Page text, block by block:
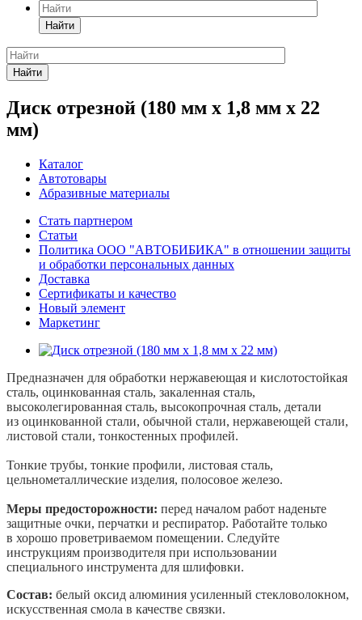
Найти
Найти
Диск отрезной (180 мм х 1,8 мм х 22
мм)
Каталог
Автотовары
Абразивные материалы
Стать партнером
Статьи
Политика ООО "АВТОБИБИКА" в отношении защиты
и обработки персональных данных
Доставка
Сертификаты и качество
Новый элемент
Маркетинг
Предназначен для обработки нержавеющая и кислотостойкая
сталь, оцинкованная сталь, закаленная сталь,
высоколегированная сталь, высокопрочная сталь, детали
из оцинкованной стали, обычной стали, нержавеющей стали,
листовой стали, тонкостенных профилей.
Тонкие трубы, тонкие профили, листовая сталь,
цельнометаллические изделия, полосовое железо.
Меры предосторожности: перед началом работ наденьте
защитные очки, перчатки и респиратор. Работайте только
в хорошо проветриваемом помещении. Следуйте
инструкциям производителя при использовании
специального инструмента для шлифовки.
Состав: белый оксид алюминия усиленный стекловолокном,
искусственная смола в качестве связки.